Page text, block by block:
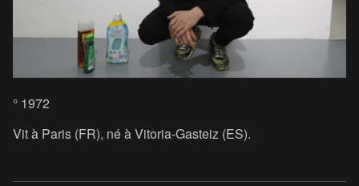
° 1972
Vit à Paris (FR), né à Vitoria-Gasteiz (ES).